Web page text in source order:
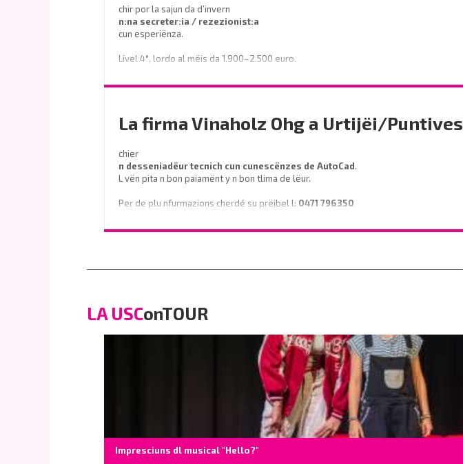
chir por la sajun da d’invern
n:na secreter:ia / rezezionist:a
cun esperiënza.
Livel 4°, lordo al mëis da 1.900–2.500 euro.
Prëibel mené le curriculum a
o telefoné al0471 839661
La firma Vinaholz Ohg a Urtijëi/Puntives
chier
n desseniadëur tecnich cun cunescënzes de AutoCad.
L vën pita n bon paiamënt y n bon tlima de lëur.
Per de plu nfurmazions cherdé su prëibel l: 0471 796350
info@vinaholz.com
LA USConTOUR
Impresciuns dl musical "Hello?"